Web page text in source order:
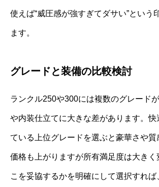
使えば“威圧感が強すぎてダサい”という
ます。
グレードと装備の比較検討
ランクル250や300には複数のグレード
や内装仕立てに大きな差があります。快
ている上位グレードを選ぶと豪華さや質
価格も上がりますが所有満足度は大き
こを妥協するかを明確にして選択すれば